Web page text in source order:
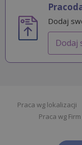
Dodaj
Dodaj
Praca wg lokalizacji
Praca wg Firm